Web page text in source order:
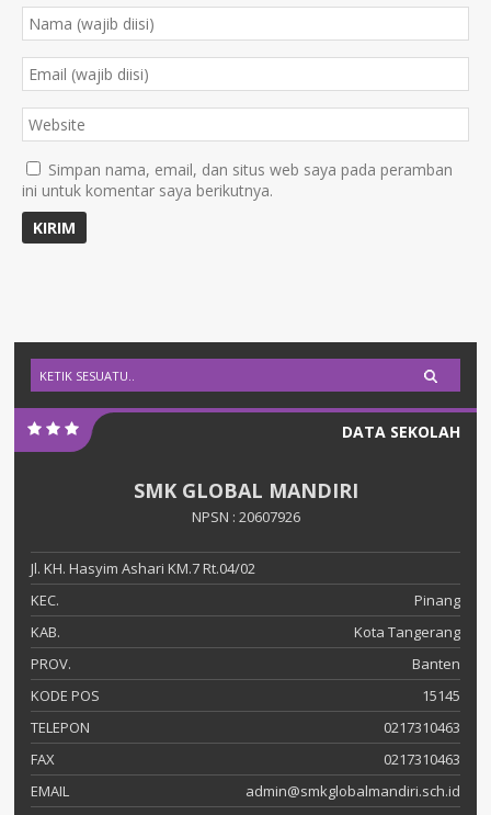
Simpan nama, email, dan situs web saya pada peramban
ini untuk komentar saya berikutnya.
DATA SEKOLAH
SMK GLOBAL MANDIRI
NPSN : 20607926
Jl. KH. Hasyim Ashari KM.7 Rt.04/02
KEC.
Pinang
KAB.
Kota Tangerang
PROV.
Banten
KODE POS
15145
TELEPON
0217310463
FAX
0217310463
EMAIL
admin@smkglobalmandiri.sch.id